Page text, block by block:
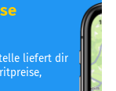
liefert dir